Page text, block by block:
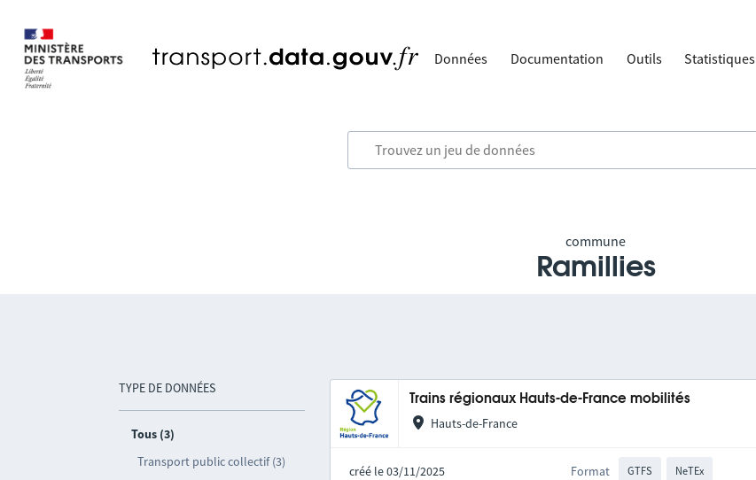
Données Documentation Outils Statistiques
commune
Ramillies
TYPE DE DONNÉES
Tous (3)
Transport public collectif (3)
Trains régionaux Hauts-de-France mobilités
Hauts-de-France
créé le 03/11/2025 Format GTFS NeTEx